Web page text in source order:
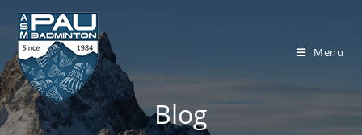
Skip
content
Menu
Blog